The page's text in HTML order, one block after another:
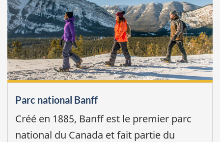
Parc national Banff
Créé en 1885, Banff est le premier parc
national du Canada et fait partie du